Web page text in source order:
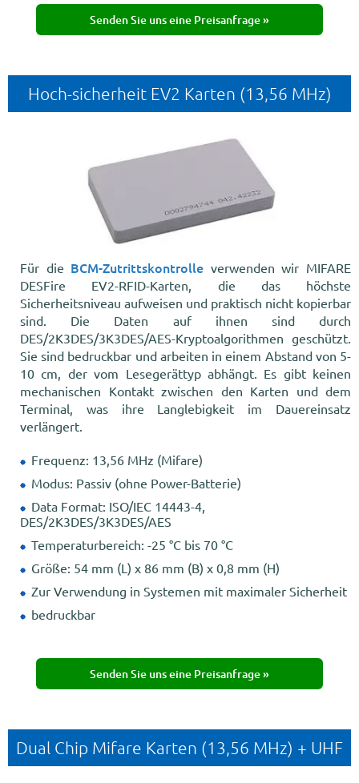
Senden Sie uns eine Preisanfrage »
Hoch-sicherheit EV2 Karten (13,56 MHz)
Für die BCM-Zutrittskontrolle verwenden wir MIFARE
DESFire EV2-RFID-Karten, die das höchste
Sicherheitsniveau aufweisen und praktisch nicht kopierbar
sind. Die Daten auf ihnen sind durch
DES/2K3DES/3K3DES/AES-Kryptoalgorithmen geschützt.
Sie sind bedruckbar und arbeiten in einem Abstand von 5-
10 cm, der vom Lesegerättyp abhängt. Es gibt keinen
mechanischen Kontakt zwischen den Karten und dem
Terminal, was ihre Langlebigkeit im Dauereinsatz
verlängert.
Frequenz: 13,56 MHz (Mifare)
Modus: Passiv (ohne Power-Batterie)
Data Format: ISO/IEC 14443-4,
DES/2K3DES/3K3DES/AES
Temperaturbereich: -25 °C bis 70 °C
Größe: 54 mm (L) x 86 mm (B) x 0,8 mm (H)
Zur Verwendung in Systemen mit maximaler Sicherheit
bedruckbar
Senden Sie uns eine Preisanfrage »
Dual Chip Mifare Karten (13,56 MHz) + UHF